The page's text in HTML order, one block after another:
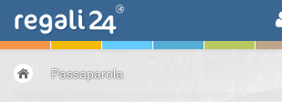
Passaparola